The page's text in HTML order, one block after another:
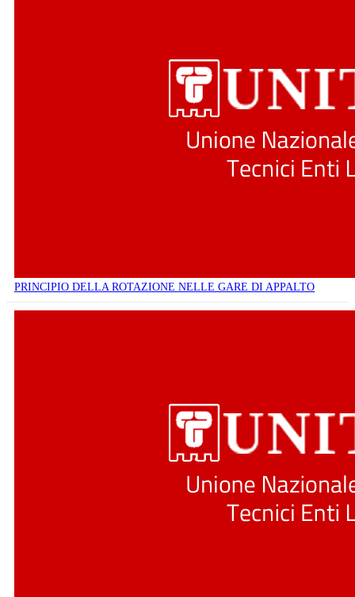
PRINCIPIO DELLA ROTAZIONE NELLE GARE DI APPALTO